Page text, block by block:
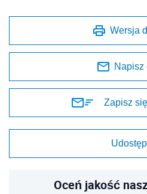
Wersja
Napisz
Zapisz
Oceń jakość